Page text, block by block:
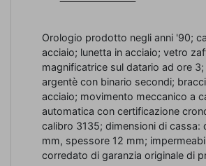
Orologio prodotto negli anni '90;
acciaio; lunetta in acciaio; vetro
magnificatrice sul datario ad ore
argentè con binario secondi;
acciaio; movimento meccanico a
automatica con certificazione
calibro 3135; dimensioni di cassa:
mm, spessore 12 mm;
corredato di garanzia originale di